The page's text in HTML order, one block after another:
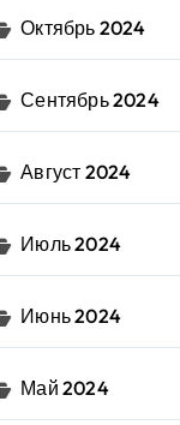
Октябрь 2024
Сентябрь 2024
Август 2024
Июль 2024
Июнь 2024
Май 2024